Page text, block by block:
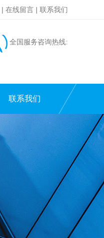
| 在线留言 | 联系我们
全国服务咨询热线:
联系我们